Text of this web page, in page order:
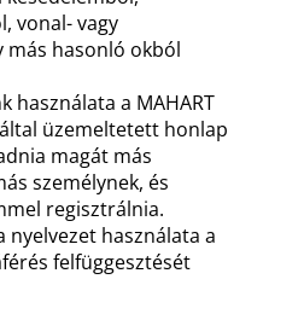
vonal- vagy
más hasonló okból
használata a MAHART
üzemeltetett honlap
magát más
személynek, és
regisztrálnia.
nyelvezet használata a
felfüggesztését